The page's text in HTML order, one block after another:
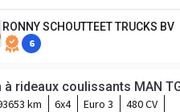
RONNY SCHOUTTEET TRUCKS BV
6
à rideaux coulissants MAN
km 6x4 Euro 3
480 CV